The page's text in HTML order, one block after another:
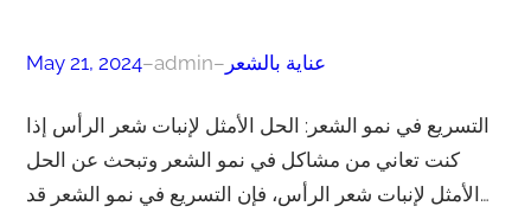
May 21, 2024–admin– عناية بالشعر
التسريع في نمو الشعر: الحل الأمثل لإنبات شعر الرأس إذا
كنت تعاني من مشاكل في نمو الشعر وتبحث عن الحل
الأمثل لإنبات شعر الرأس، فإن التسريع في نمو الشعر قد…